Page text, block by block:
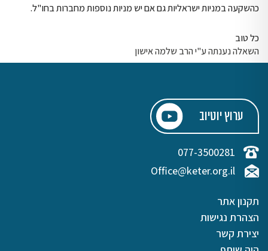
כהשקעה במניות ישראליות גם אם יש מניות נוספות מחברות בחו"ל.
כל טוב
השאלה נענתה ע"י הרב שלמה אישון
ערוץ יוטיוב
077-3500281
Office@keter.org.il
תקנון אתר
הצהרת נגישות
יצירת קשר